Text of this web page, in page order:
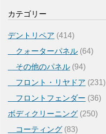
カテゴリー
デントリペア (414)
クォーターパネル (64)
その他のパネル (94)
フロント・リヤドア (231)
フロントフェンダー (36)
ボディクリーニング (250)
コーティング (83)